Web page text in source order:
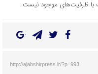
با ظرفیت‌های موجود نیست.
http://ajabshirpress.ir/?p=993